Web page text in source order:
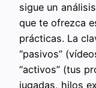
sigue un
que te ofrezca
prácticas. La
“pasivos”
“activos” (tus
jugadas, hilos